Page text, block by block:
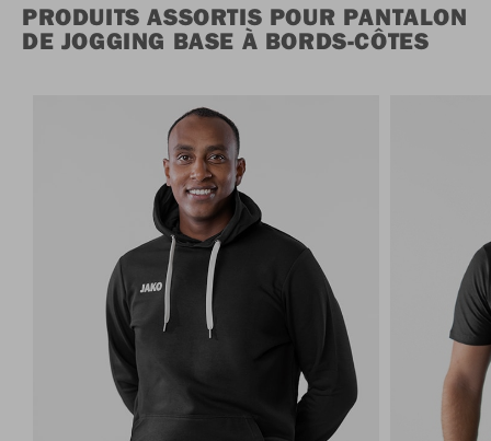
PRODUITS ASSORTIS POUR PANTALON
DE JOGGING BASE À BORDS-CÔTES